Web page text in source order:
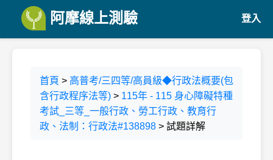
阿摩線上測驗 登入
首頁 > 高普考/三四等/高員級◆行政法概要(包
含行政程序法等) > 115年 - 115 身心障礙特種
考試_三等_一般行政、勞工行政、教育行
政、法制：行政法#138898 > 試題詳解